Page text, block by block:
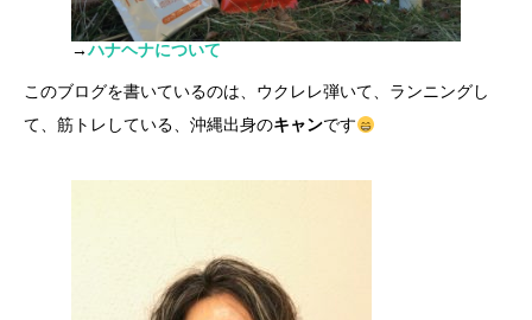
→ハナヘナについて
このブログを書いているのは、ウクレレ弾いて、ランニングし
て、筋トレしている、沖縄出身のキャンです